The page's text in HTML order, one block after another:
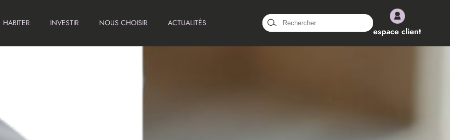
HABITER INVESTIR NOUS CHOISIR ACTUALITÉS
Rechercher :
espace client